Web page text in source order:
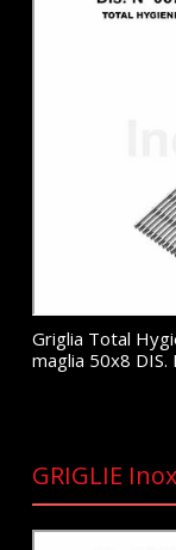
Griglia Total
maglia 50x8 DIS.
GRIGLIE